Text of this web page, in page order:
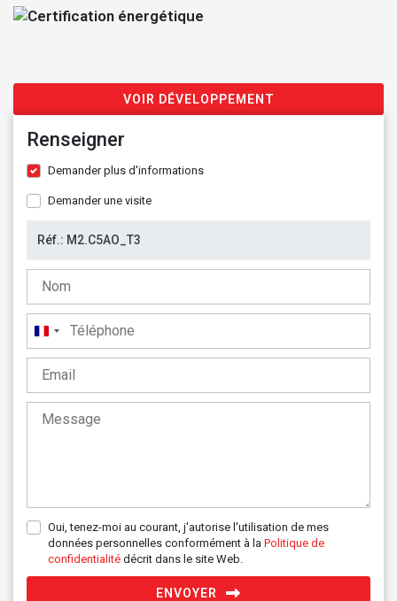
VOIR DÉVELOPPEMENT
Renseigner
Demander plus d'informations
Demander une visite
France
+33
Oui, tenez-moi au courant, j'autorise l'utilisation de mes
données personnelles conformément à la Politique de
confidentialité décrit dans le site Web.
ENVOYER